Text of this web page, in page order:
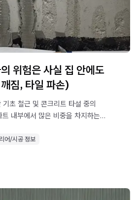
위험은 사실 집 안에도
짐, 타일 파손)
초 철근 및 콘크리트 타설 중의
내부에서 많은 비중을 차지하는
어/시공 정보